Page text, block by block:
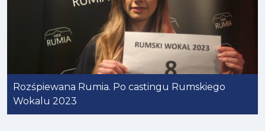
Rozśpiewana Rumia. Po castingu Rumskiego
Wokalu 2023